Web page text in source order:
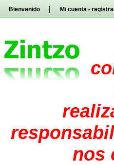
directamente
Bienvenido Mi cuenta -
nos